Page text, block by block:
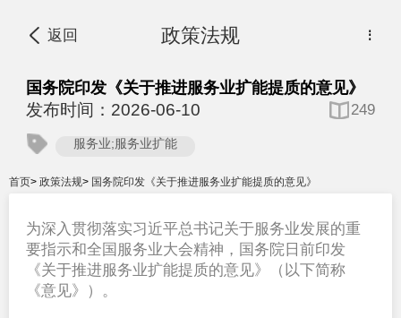
返回 ⋮
政策法规
国务院印发《关于推进服务业扩能提质的意见》
发布时间：2026-06-10 249
服务业;服务业扩能
首页> 政策法规> 国务院印发《关于推进服务业扩能提质的意见》
为深入贯彻落实习近平总书记关于服务业发展的重
要指示和全国服务业大会精神，国务院日前印发
《关于推进服务业扩能提质的意见》（以下简称
《意见》）。